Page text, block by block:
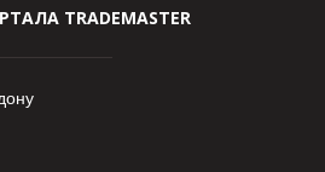
TRADEMASTER